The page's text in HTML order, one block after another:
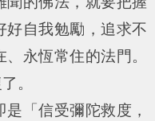
好自我勉勵，追求不
永恆常住的法門。
。
「信受彌陀救度，